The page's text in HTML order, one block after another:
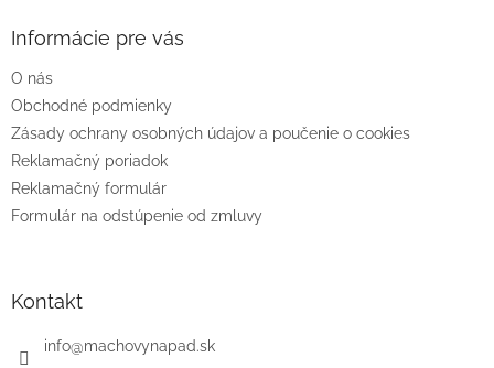
e
Informácie pre vás
O nás
Obchodné podmienky
Zásady ochrany osobných údajov a poučenie o cookies
Reklamačný poriadok
Reklamačný formulár
Formulár na odstúpenie od zmluvy
Kontakt
info@machovynapad.sk